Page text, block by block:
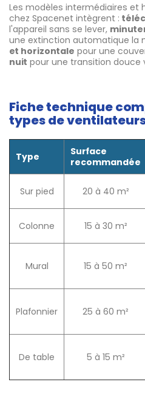
Les modèles intermédiaires et
chez Spacenet intègrent :
l'appareil sans se lever,
une extinction automatique la
et horizontale pour une
nuit pour une transition douce
Fiche technique
types de
Type
Surface
recommandée
Sur pied 20 à 40 m²
Colonne 15 à 30 m²
Mural 15 à 50 m²
Plafonnier 25 à 60 m²
De table 5 à 15 m²